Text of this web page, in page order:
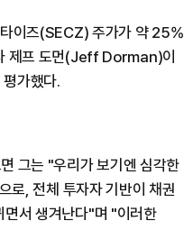
이즈(SECZ) 주가가 약 25%
제프 도먼(Jeff Dorman)이
가했다.
그는 "우리가 보기엔 심각한
로, 전체 투자자 기반이 채권
면서 생겨난다"며 "이러한